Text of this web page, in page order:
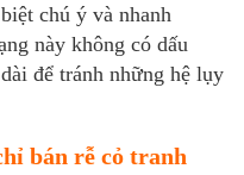
chú ý và nhanh
này không có dấu
để tránh những hệ lụy
bán rễ cỏ tranh